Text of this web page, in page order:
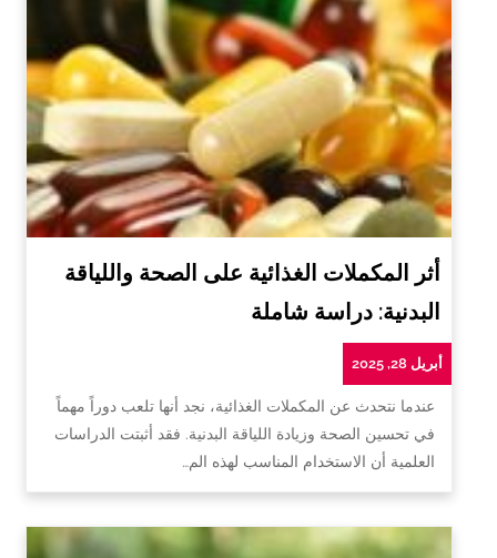
أثر المكملات الغذائية على الصحة واللياقة
البدنية: دراسة شاملة
أبريل 28, 2025
عندما نتحدث عن المكملات الغذائية، نجد أنها تلعب دوراً مهماً
في تحسين الصحة وزيادة اللياقة البدنية. فقد أثبتت الدراسات
العلمية أن الاستخدام المناسب لهذه الم…